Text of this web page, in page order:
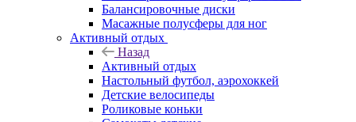
Балансировочные диски
Масажные полусферы для ног
Активный отдых
Назад
Активный отдых
Настольный футбол, аэрохоккей
Детские велосипеды
Роликовые коньки